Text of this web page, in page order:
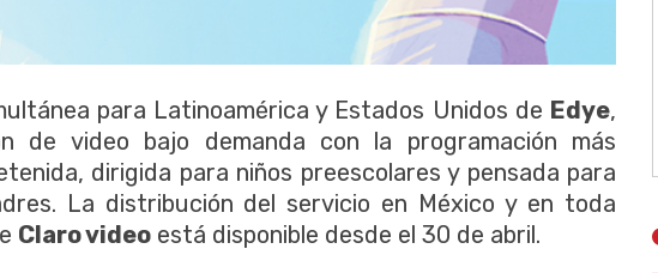
para Latinoamérica y Estados Unidos de Edye,
de video bajo demanda con la programación más
dirigida para niños preescolares y pensada para
La distribución del servicio en México y en toda
Claro video está disponible desde el 30 de abril.